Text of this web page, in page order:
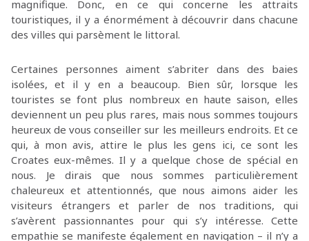
magnifique. Donc, en ce qui concerne les attraits
touristiques, il y a énormément à découvrir dans chacune
des villes qui parsèment le littoral.
Certaines personnes aiment s’abriter dans des baies
isolées, et il y en a beaucoup. Bien sûr, lorsque les
touristes se font plus nombreux en haute saison, elles
deviennent un peu plus rares, mais nous sommes toujours
heureux de vous conseiller sur les meilleurs endroits. Et ce
qui, à mon avis, attire le plus les gens ici, ce sont les
Croates eux-mêmes. Il y a quelque chose de spécial en
nous. Je dirais que nous sommes particulièrement
chaleureux et attentionnés, que nous aimons aider les
visiteurs étrangers et parler de nos traditions, qui
s’avèrent passionnantes pour qui s’y intéresse. Cette
empathie se manifeste également en navigation – il n’y a